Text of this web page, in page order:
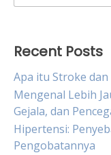
for:
Recent Posts
Apa itu Stroke
Mengenal Lebih
Gejala, dan
Hipertensi:
Pengobatannya